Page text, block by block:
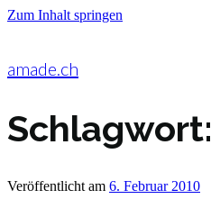
Zum Inhalt springen
amade.ch
Schlagwort:
Veröffentlicht am 6. Februar 2010